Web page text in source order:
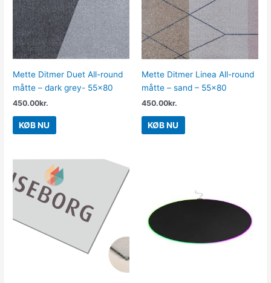
Mette Ditmer Duet All-round
måtte – dark grey- 55×80
450.00kr.
KØB NU
Mette Ditmer Linea All-round
måtte – sand – 55×80
450.00kr.
KØB NU